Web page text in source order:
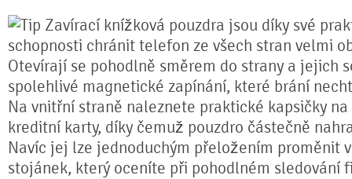
Zavírací knížková pouzdra jsou díky své
schopnosti chránit telefon ze všech stran velmi
Otevírají se pohodlně směrem do strany a jejich
spolehlivé magnetické zapínání, které brání
Na vnitřní straně naleznete praktické kapsičky na
kreditní karty, díky čemuž pouzdro částečně
Navíc jej lze jednoduchým přeložením proměnit
stojánek, který oceníte při pohodlném sledování